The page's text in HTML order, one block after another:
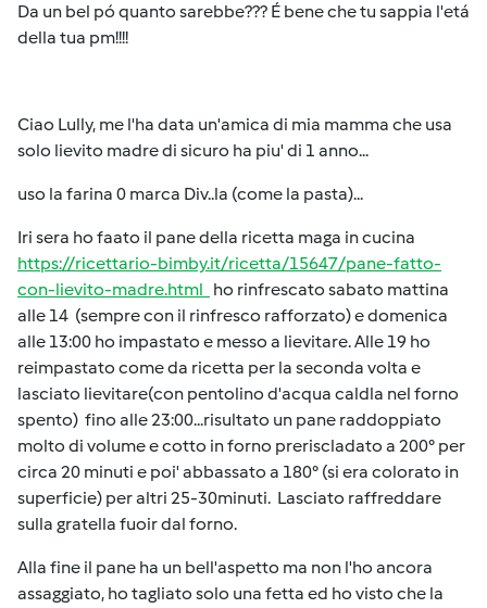
Da un bel pó quanto sarebbe??? É bene che tu sappia l'etá
della tua pm!!!!
Ciao Lully, me l'ha data un'amica di mia mamma che usa
solo lievito madre di sicuro ha piu' di 1 anno...
uso la farina 0 marca Div..la (come la pasta)...
Iri sera ho faato il pane della ricetta maga in cucina
https://ricettario-bimby.it/ricetta/15647/pane-fatto-
con-lievito-madre.html ho rinfrescato sabato mattina
alle 14 (sempre con il rinfresco rafforzato) e domenica
alle 13:00 ho impastato e messo a lievitare. Alle 19 ho
reimpastato come da ricetta per la seconda volta e
lasciato lievitare(con pentolino d'acqua caldla nel forno
spento) fino alle 23:00...risultato un pane raddoppiato
molto di volume e cotto in forno preriscladato a 200° per
circa 20 minuti e poi' abbassato a 180° (si era colorato in
superficie) per altri 25-30minuti. Lasciato raffreddare
sulla gratella fuoir dal forno.
Alla fine il pane ha un bell'aspetto ma non l'ho ancora
assaggiato, ho tagliato solo una fetta ed ho visto che la